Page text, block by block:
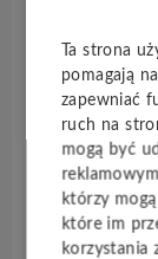
nadaje
charakter, a
krawędzie
Ta strona
pomagają
zapewniać
ruch na
mogą być
którzy
które im
korzystania